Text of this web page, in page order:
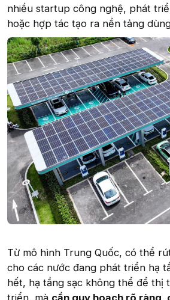
nhiều startup công nghệ, phát
hoặc hợp tác tạo ra nền tảng
Từ mô hình Trung Quốc, có thể
cho các nước đang phát triển hạ
hết, hạ tầng sạc không thể để thị
triển, mà cần quy hoạch rõ ràng,